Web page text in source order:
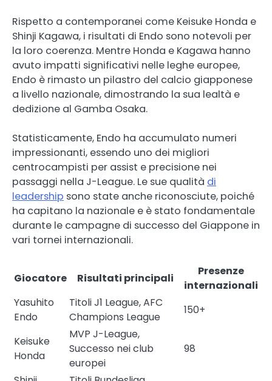
Rispetto a contemporanei come Keisuke Honda e
Shinji Kagawa, i risultati di Endo sono notevoli per
la loro coerenza. Mentre Honda e Kagawa hanno
avuto impatti significativi nelle leghe europee,
Endo è rimasto un pilastro del calcio giapponese
a livello nazionale, dimostrando la sua lealtà e
dedizione al Gamba Osaka.
Statisticamente, Endo ha accumulato numeri
impressionanti, essendo uno dei migliori
centrocampisti per assist e precisione nei
passaggi nella J-League. Le sue qualità di
leadership sono state anche riconosciute, poiché
ha capitano la nazionale e è stato fondamentale
durante le campagne di successo del Giappone in
vari tornei internazionali.
Giocatore Risultati principali
Presenze
internazionali
Yasuhito
Endo
Titoli J1 League, AFC
Champions League
150+
Keisuke
Honda
MVP J-League,
Successo nei club
europei
98